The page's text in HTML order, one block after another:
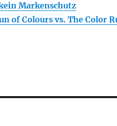
Markenschutz
of Colours vs. The Color